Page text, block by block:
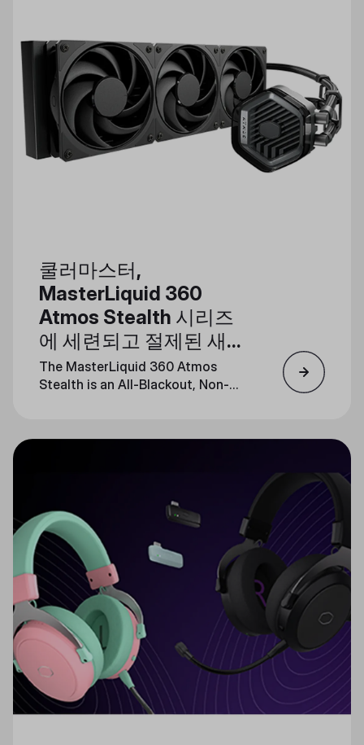
쿨러마스터,
MasterLiquid 360
Atmos Stealth 시리즈
에 세련되고 절제된 새로
운 컬러웨이 출시
The MasterLiquid 360 Atmos
Stealth is an All-Blackout, Non-